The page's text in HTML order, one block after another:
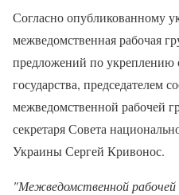
Согласно опубликованному
межведомственная рабочая
предложений по укреплению
государства, председателем
межведомственной рабочей
секретаря Совета
Украины Сергей Кривонос.
"Межведомственной рабочей